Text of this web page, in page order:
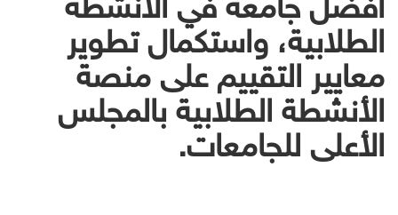
الطلابية، واستكمال تطوير
معايير التقييم على منصة
الأنشطة الطلابية بالمجلس
الأعلى للجامعات.